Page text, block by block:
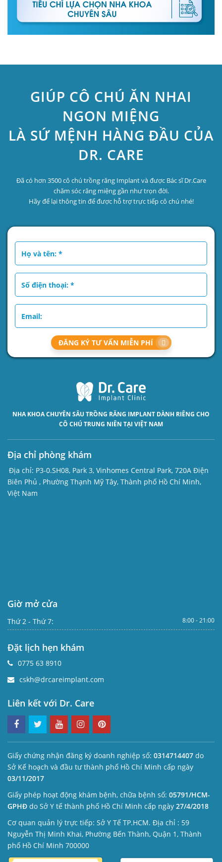
GIÚP CÔ CHÚ ĂN NHAI
NGON MIỆNG
LÀ SỨ MỆNH HÀNG ĐẦU CỦA
DR. CARE
Đã có hơn 3500 cô chú trồng răng Implant và được Bác sĩ Dr.Care
chăm sóc răng miệng gần như trọn đời.
Hãy để lại thông tin để được hỗ trợ trực tiếp cô chú nhé!
ĐĂNG KÝ TƯ VẤN MIỄN PHÍ
NHA KHOA CHUYÊN SÂU TRỒNG RĂNG IMPLANT DÀNH RIÊNG CHO
CÔ CHÚ TRUNG NIÊN TẠI VIỆT NAM
Địa chỉ phòng khám
Địa chỉ: P3-0.SH08, Park 3, Vinhomes Central Park, 720A Điện
Biên Phủ , Phường Thạnh Mỹ Tây, Thành phố Hồ Chí Minh,
Việt Nam
Giờ mở cửa
Thứ 2 - Thứ 7: 8:00 - 21:00
Đặt lịch hẹn khám
0775 63 8910
cskh@drcareimplant.com
Liên kết với Dr. Care
Giấy chứng nhận đăng ký doanh nghiệp số: 0314714407 do
Sở Kế hoạch và đầu tư thành phố Hồ Chí Minh cấp ngày
03/11/2017
Giấy phép hoạt động khám bệnh, chữa bệnh số: 05791/HCM-
GPHĐ do Sở Y tế thành phố Hồ Chí Minh cấp ngày 27/4/2018
Cơ quan quản lý trực tiếp: Sở Y Tế TP.HCM. Địa chỉ : 59
Nguyễn Thị Minh Khai, Phường Bến Thành, Quận 1, Thành
phố Hồ Chí Minh 700000